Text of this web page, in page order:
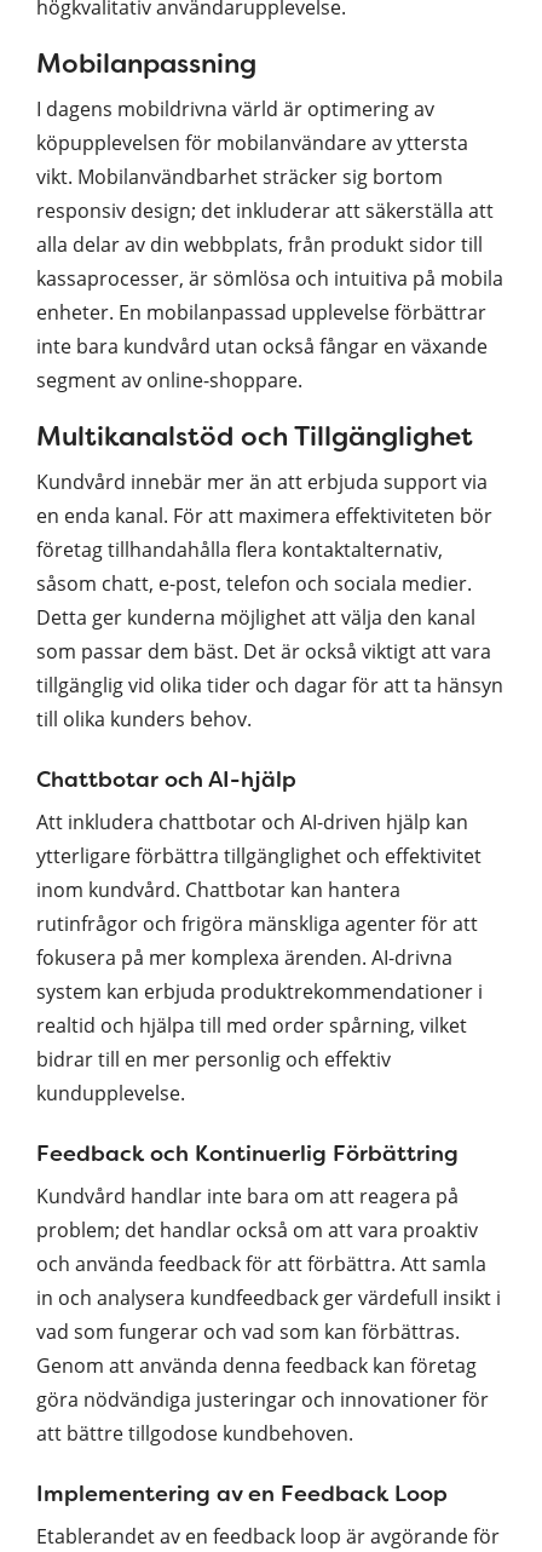
högkvalitativ användarupplevelse.
Mobilanpassning
I dagens mobildrivna värld är optimering av
köpupplevelsen för mobilanvändare av yttersta
vikt. Mobilanvändbarhet sträcker sig bortom
responsiv design; det inkluderar att säkerställa att
alla delar av din webbplats, från produkt sidor till
kassaprocesser, är sömlösa och intuitiva på mobila
enheter. En mobilanpassad upplevelse förbättrar
inte bara kundvård utan också fångar en växande
segment av online-shoppare.
Multikanalstöd och Tillgänglighet
Kundvård innebär mer än att erbjuda support via
en enda kanal. För att maximera effektiviteten bör
företag tillhandahålla flera kontaktalternativ,
såsom chatt, e-post, telefon och sociala medier.
Detta ger kunderna möjlighet att välja den kanal
som passar dem bäst. Det är också viktigt att vara
tillgänglig vid olika tider och dagar för att ta hänsyn
till olika kunders behov.
Chattbotar och AI-hjälp
Att inkludera chattbotar och AI-driven hjälp kan
ytterligare förbättra tillgänglighet och effektivitet
inom kundvård. Chattbotar kan hantera
rutinfrågor och frigöra mänskliga agenter för att
fokusera på mer komplexa ärenden. AI-drivna
system kan erbjuda produktrekommendationer i
realtid och hjälpa till med order spårning, vilket
bidrar till en mer personlig och effektiv
kundupplevelse.
Feedback och Kontinuerlig Förbättring
Kundvård handlar inte bara om att reagera på
problem; det handlar också om att vara proaktiv
och använda feedback för att förbättra. Att samla
in och analysera kundfeedback ger värdefull insikt i
vad som fungerar och vad som kan förbättras.
Genom att använda denna feedback kan företag
göra nödvändiga justeringar och innovationer för
att bättre tillgodose kundbehoven.
Implementering av en Feedback Loop
Etablerandet av en feedback loop är avgörande för